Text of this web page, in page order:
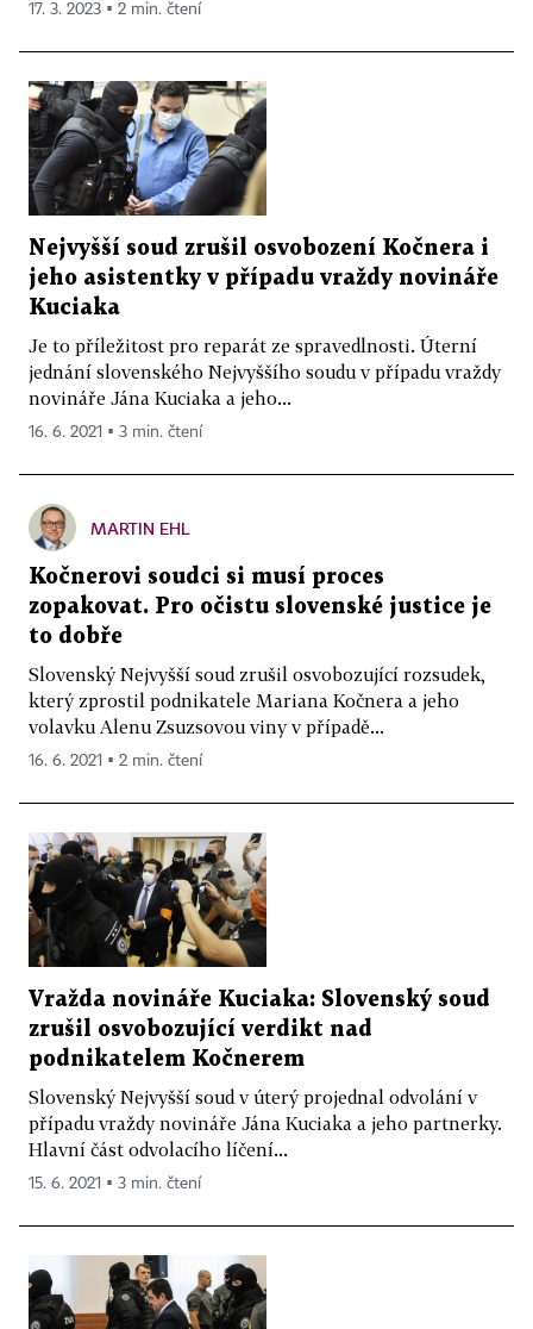
17. 3. 2023 ▪ 2 min. čtení
Nejvyšší soud zrušil osvobození Kočnera i
jeho asistentky v případu vraždy novináře
Kuciaka
Je to příležitost pro reparát ze spravedlnosti. Úterní
jednání slovenského Nejvyššího soudu v případu vraždy
novináře Jána Kuciaka a jeho...
16. 6. 2021 ▪ 3 min. čtení
MARTIN EHL
Kočnerovi soudci si musí proces
zopakovat. Pro očistu slovenské justice je
to dobře
Slovenský Nejvyšší soud zrušil osvobozující rozsudek,
který zprostil podnikatele Mariana Kočnera a jeho
volavku Alenu Zsuzsovou viny v případě...
16. 6. 2021 ▪ 2 min. čtení
Vražda novináře Kuciaka: Slovenský soud
zrušil osvobozující verdikt nad
podnikatelem Kočnerem
Slovenský Nejvyšší soud v úterý projednal odvolání v
případu vraždy novináře Jána Kuciaka a jeho partnerky.
Hlavní část odvolacího líčení...
15. 6. 2021 ▪ 3 min. čtení